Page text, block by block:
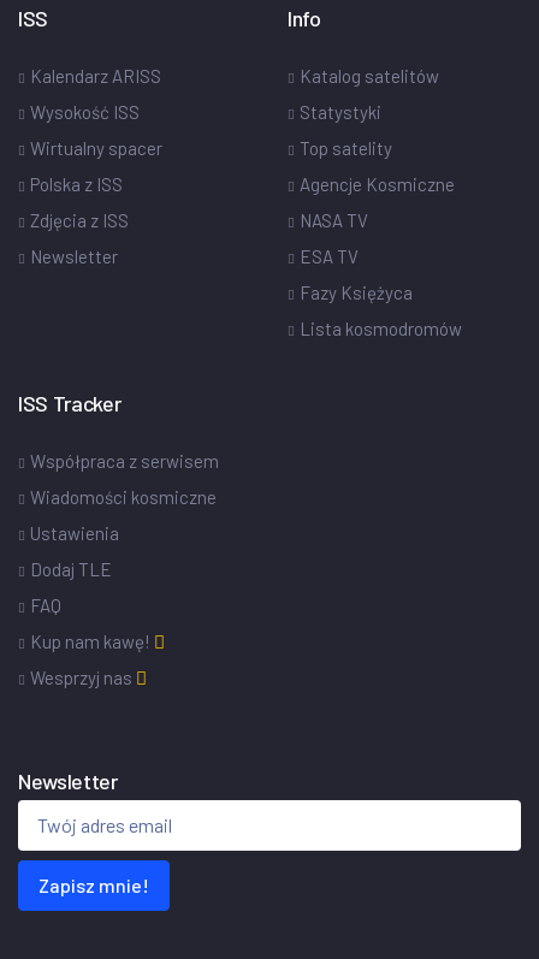
ISS
Kalendarz ARISS
Wysokość ISS
Wirtualny spacer
Polska z ISS
Zdjęcia z ISS
Newsletter
Info
Katalog satelitów
Statystyki
Top satelity
Agencje Kosmiczne
NASA TV
ESA TV
Fazy Księżyca
Lista kosmodromów
ISS Tracker
Współpraca z serwisem
Wiadomości kosmiczne
Ustawienia
Dodaj TLE
FAQ
Kup nam kawę!
Wesprzyj nas
Newsletter
Zapisz mnie!